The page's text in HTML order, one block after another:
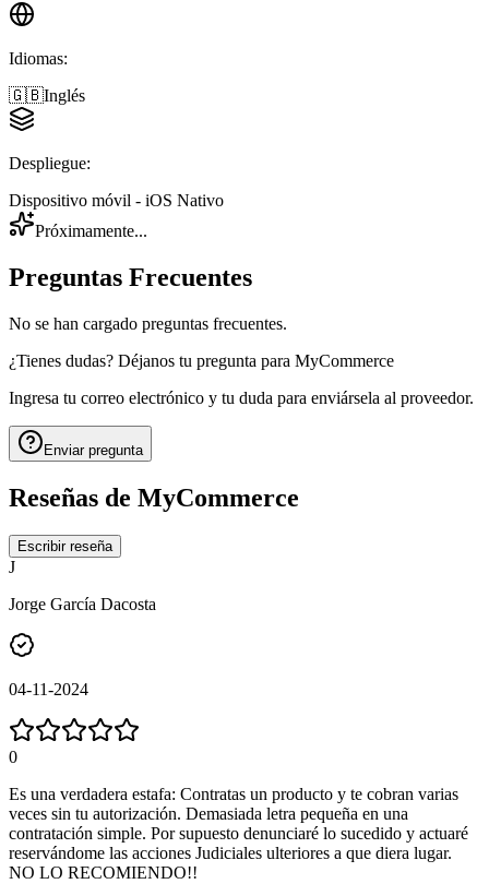
Idiomas:
🇬🇧Inglés
Despliegue:
Dispositivo móvil - iOS Nativo
Próximamente...
Preguntas Frecuentes
No se han cargado preguntas frecuentes.
¿Tienes dudas? Déjanos tu pregunta para MyCommerce
Ingresa tu correo electrónico y tu duda para enviársela al proveedor.
Enviar pregunta
Reseñas de MyCommerce
Escribir reseña
J
Jorge García Dacosta
04-11-2024
0
Es una verdadera estafa: Contratas un producto y te cobran varias
veces sin tu autorización. Demasiada letra pequeña en una
contratación simple. Por supuesto denunciaré lo sucedido y actuaré
reservándome las acciones Judiciales ulteriores a que diera lugar.
NO LO RECOMIENDO!!